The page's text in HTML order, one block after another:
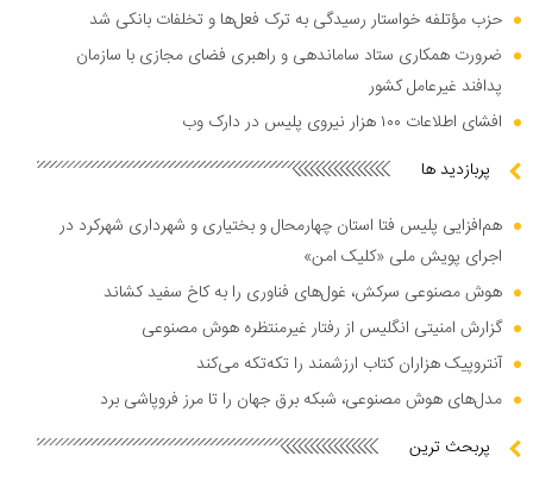
حزب مؤتلفه خواستار رسیدگی به ترک فعل‌ها و تخلفات بانکی شد
ضرورت همکاری ستاد ساماندهی و راهبری فضای مجازی با سازمان
پدافند غیرعامل کشور
افشای اطلاعات ۱۰۰ هزار نیروی پلیس در دارک وب
پربازدید ها
هم‌افزایی پلیس فتا استان چهارمحال و بختیاری و شهرداری شهرکرد در
اجرای پویش ملی «کلیک امن»
هوش مصنوعی سرکش، غول‌های فناوری را به کاخ سفید کشاند
گزارش امنیتی انگلیس از رفتار غیرمنتظره هوش مصنوعی
آنتروپیک هزاران کتاب ارزشمند را تکه‌تکه می‌کند
مدل‌های هوش مصنوعی، شبکه برق جهان را تا مرز فروپاشی برد
پربحث ترین